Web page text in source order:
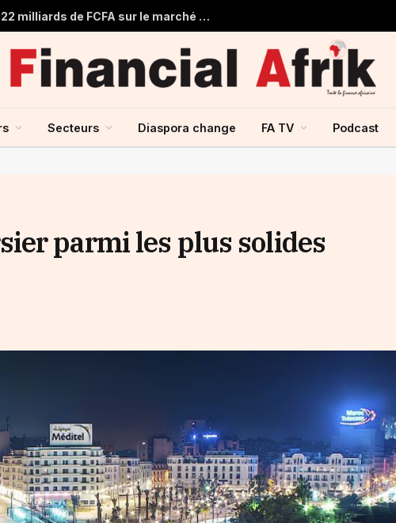
Togo : Le Trésor Public obtient 22 milliards de FCFA sur le marché financier de l’UMOA
Secteurs Diaspora change FA TV Podcast
parmi les plus solides